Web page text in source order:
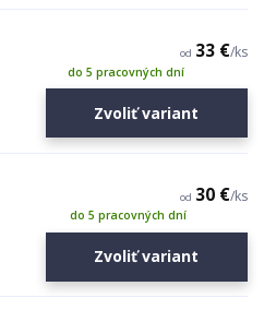
od 33 €/ks
do 5 pracovných dní
Zvoliť variant
od 30 €/ks
do 5 pracovných dní
Zvoliť variant